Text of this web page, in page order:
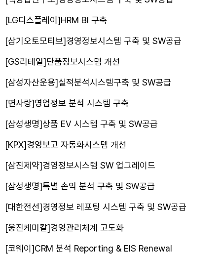
[LG디스플레이]HRM BI 구축
[삼기오토모티브]경영정보시스템 구축 및 SW공급
[GS리테일]단품정보시스템 개선
[삼성자산운용]실적분석시스템구축 및 SW공급
[면사랑]영업정보 분석 시스템 구축
[삼성생명]상품 EV 시스템 구축 및 SW공급
[KPX]경영보고 자동화시스템 개선
[삼진제약]경영정보시스템 SW 업그레이드
[삼성생명]특별 손익 분석 구축 및 SW공급
[대한전선]경영정보 레포팅 시스템 구축 및 SW공급
[웅진케미칼]경영관리체계 고도화
[코웨이]CRM 분석 Reporting & EIS Renewal